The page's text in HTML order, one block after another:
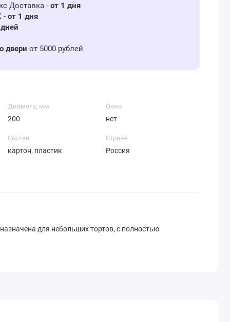
Доставка - от 1 дня
- от 1 дня
двери от 5000 рублей
Диаметр, мм
200
Окно
нет
Состав
картон, пластик
Страна
Россия
для небольших тортов, с полностью